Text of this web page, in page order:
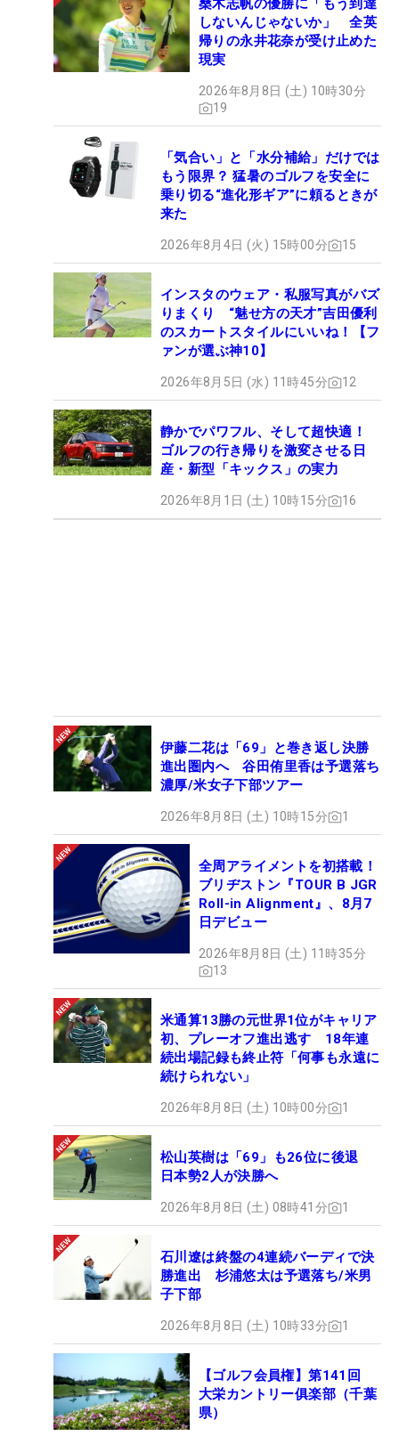
桑木志帆の優勝に「もう到達
しないんじゃないか」 全英
帰りの永井花奈が受け止めた
現実
2026年8月8日 (土) 10時30分
19
「気合い」と「水分補給」だけでは
もう限界？ 猛暑のゴルフを安全に
乗り切る“進化形ギア”に頼るときが
来た
2026年8月4日 (火) 15時00分 15
インスタのウェア・私服写真がバズ
りまくり “魅せ方の天才”吉田優利
のスカートスタイルにいいね！【フ
ァンが選ぶ神10】
2026年8月5日 (水) 11時45分 12
静かでパワフル、そして超快適！
ゴルフの行き帰りを激変させる日
産・新型「キックス」の実力
2026年8月1日 (土) 10時15分 16
伊藤二花は「69」と巻き返し決勝
進出圏内へ 谷田侑里香は予選落ち
濃厚/米女子下部ツアー
2026年8月8日 (土) 10時15分 1
全周アライメントを初搭載！
ブリヂストン『TOUR B JGR
Roll-in Alignment』、8月7
日デビュー
2026年8月8日 (土) 11時35分
13
米通算13勝の元世界1位がキャリア
初、プレーオフ進出逃す 18年連
続出場記録も終止符「何事も永遠に
続けられない」
2026年8月8日 (土) 10時00分 1
松山英樹は「69」も26位に後退
日本勢2人が決勝へ
2026年8月8日 (土) 08時41分 1
石川遼は終盤の4連続バーディで決
勝進出 杉浦悠太は予選落ち/米男
子下部
2026年8月8日 (土) 10時33分 1
【ゴルフ会員権】第141回
大栄カントリー俱楽部（千葉
県）